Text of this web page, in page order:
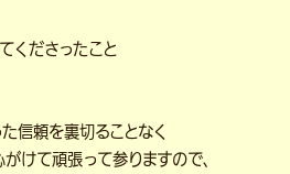
くださったこと
信頼を裏切ることなく
けて頑張って参りますので、